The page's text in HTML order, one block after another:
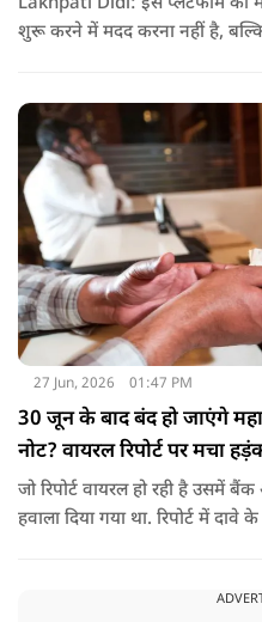
शुरू करने में मदद करना नहीं है,
27 Jun, 2026 01:47 PM
30 जून के बाद बंद हो जाएंगे
नोट? वायरल रिपोर्ट पर मचा
जो रिपोर्ट वायरल हो रही है उसमें
हवाला दिया गया था. रिपोर्ट में